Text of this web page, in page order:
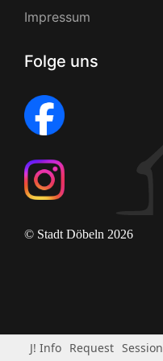
Impressum
Folge uns
© Stadt Döbeln 2026
J! Info Request Session